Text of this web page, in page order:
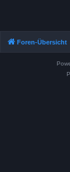
Foren-Übersicht